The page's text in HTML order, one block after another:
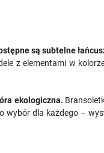
są subtelne
z elementami w
ekologiczna.
wybór dla każdego –